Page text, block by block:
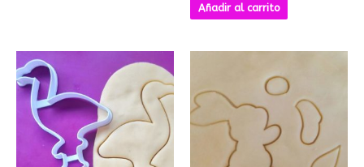
Añadir al carrito